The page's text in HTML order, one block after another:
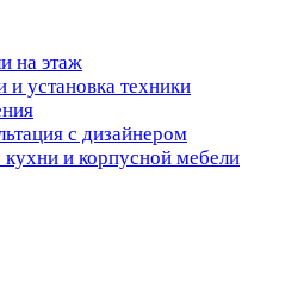
на этаж
и установка техники
с дизайнером
и корпусной мебели